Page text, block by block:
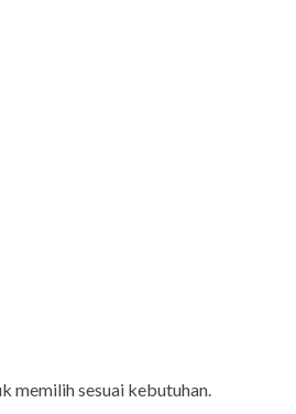
memilih sesuai kebutuhan.